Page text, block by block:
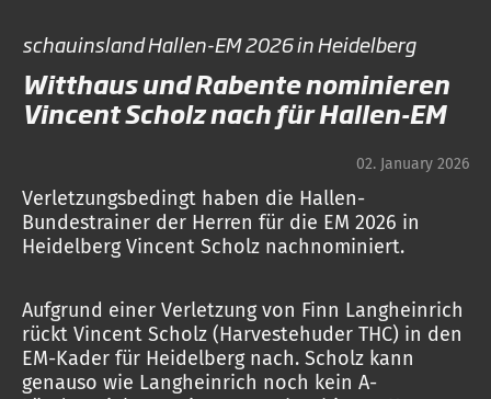
schauinsland Hallen-EM 2026 in Heidelberg
Witthaus und Rabente nominieren
Vincent Scholz nach für Hallen-EM
02. January 2026
Verletzungsbedingt haben die Hallen-
Bundestrainer der Herren für die EM 2026 in
Heidelberg Vincent Scholz nachnominiert.
Aufgrund einer Verletzung von Finn Langheinrich
rückt Vincent Scholz (Harvestehuder THC) in den
EM-Kader für Heidelberg nach. Scholz kann
genauso wie Langheinrich noch kein A-